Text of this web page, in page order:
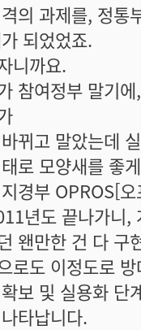
의 과제를, 정통
되었었죠.
니까요.
참여정부 말기
뀌고 말았는데
로 모양새를 좋
경부 OPROS[
년도 끝나가니,
왠만한 건 다 구
로도 이정도로
보 및 실용화 단
타납니다.